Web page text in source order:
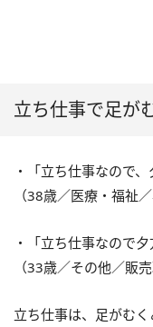
立ち仕事で足が
・「立ち仕事なので
（38歳／医療・福祉／
・「立ち仕事なので
（33歳／その他／販
立ち仕事は、足がむ